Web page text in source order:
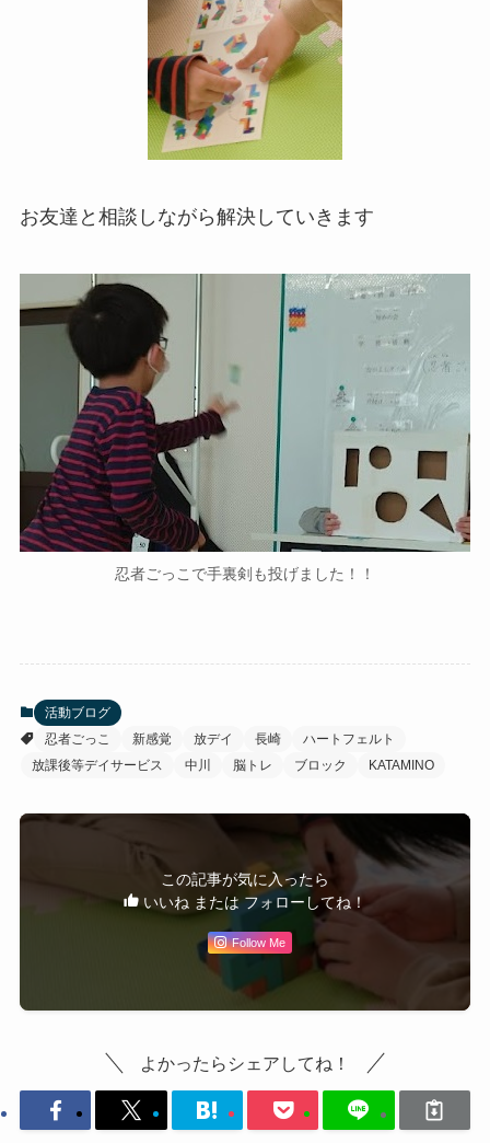
お友達と相談しながら解決していきます
忍者ごっこで手裏剣も投げました！！
活動ブログ
忍者ごっこ
新感覚 放デイ 長崎
ハートフェルト
放課後等デイサービス
中川 脳トレ ブロック KATAMINO
この記事が気に入ったら
いいね または フォローしてね！
Follow Me
よかったらシェアしてね！